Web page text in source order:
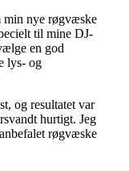
min nye røgvæske
til mine DJ-
en god
lys- og
og resultatet var
hurtigt. Jeg
røgvæske